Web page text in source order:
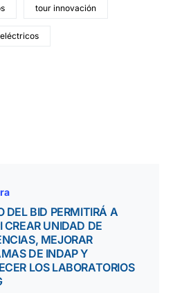
tour innovación
DEL BID PERMITIRÁ A
CREAR UNIDAD DE
MEJORAR
DE INDAP Y
LOS LABORATORIOS